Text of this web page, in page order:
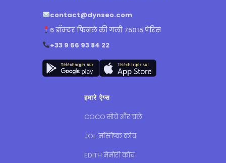
contact@dynseo.com
6 डॉक्टर फिनले की गली 75015 पेरिस
+33 9 66 93 84 22
हमारे ऐप्स
COCO सोचें और चलें
JOE मस्तिष्क कोच
EDITH मेमोरी कोच